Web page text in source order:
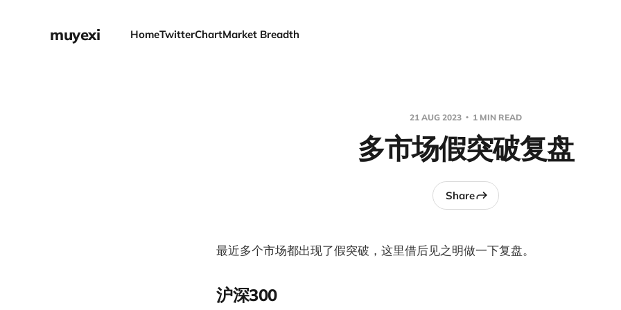
muyexi HomeTwitterChartMarket Breadth
21 AUG 2023 1 MIN READ
多市场假突破复盘
Share
最近多个市场都出现了假突破，这里借后见之明做一下复盘。
沪深300